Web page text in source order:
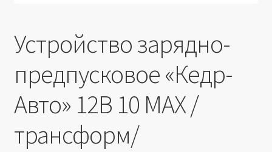
Устройство зарядно-
предпусковое «Кедр-
Авто» 12В 10 MAX /
трансформ/